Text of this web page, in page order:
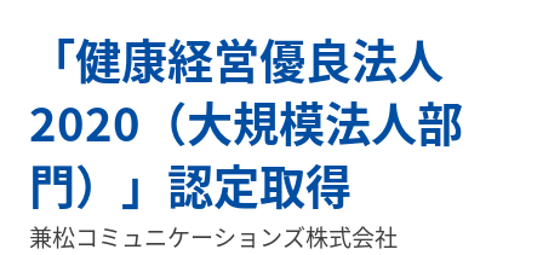
「健康経営優良法人
2020（大規模法人部
門）」認定取得
兼松コミュニケーションズ株式会社